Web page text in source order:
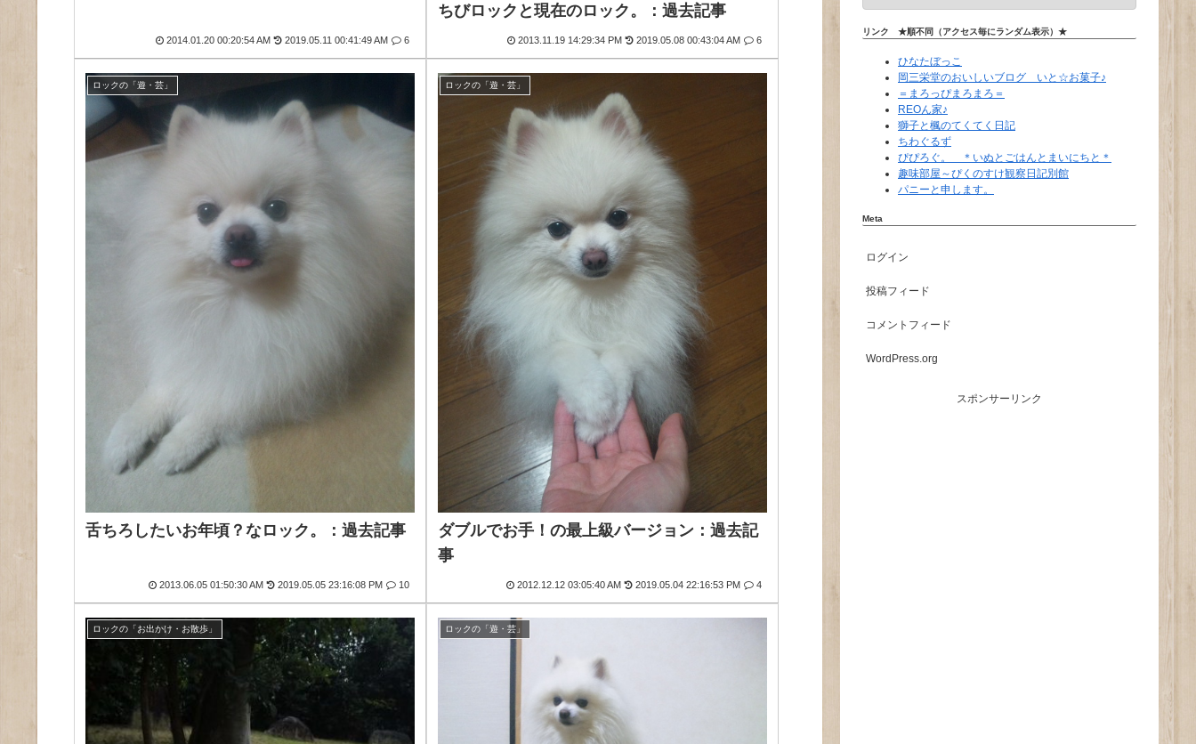
2014.01.20 00:20:54 AM 2019.05.11 00:41:49 AM 6
ちびロックと現在のロック。：過去記事
2013.11.19 14:29:34 PM 2019.05.08 00:43:04 AM 6
ロックの「遊・芸」
舌ちろしたいお年頃？なロック。：過去記事
2013.06.05 01:50:30 AM 2019.05.05 23:16:08 PM 10
ロックの「遊・芸」
ダブルでお手！の最上級バージョン：過去記
事
2012.12.12 03:05:40 AM 2019.05.04 22:16:53 PM 4
ロックの「お出かけ・お散歩」 ロックの「遊・芸」
リンク ★順不同（アクセス毎にランダム表示）★
ひなたぼっこ
岡三栄堂のおいしいブログ いと☆お菓子♪
＝まろっぴまろまろ＝
REOん家♪
獅子と楓のてくてく日記
ちわぐるず
ぴぴろぐ。 ＊いぬとごはんとまいにちと＊
趣味部屋～ぴくのすけ観察日記別館
パニーと申します。
Meta
ログイン
投稿フィード
コメントフィード
WordPress.org
スポンサーリンク